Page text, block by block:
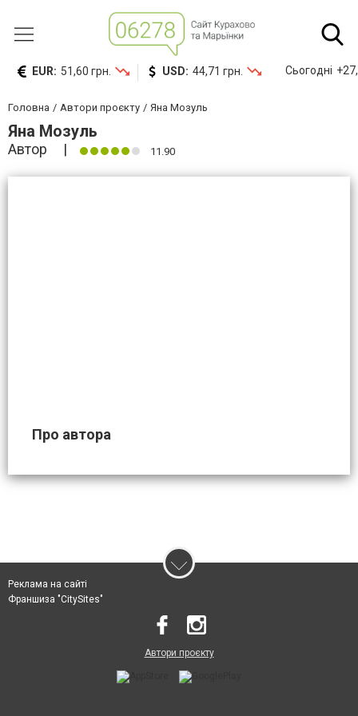
EUR: 51,60 грн. USD: 44,71 грн. Сьогодні
Головна Автори проєкту Яна Мозуль
Яна Мозуль
Автор 11.90
Про автора
Реклама на сайті
Франшиза "CitySites"
Автори проєкту